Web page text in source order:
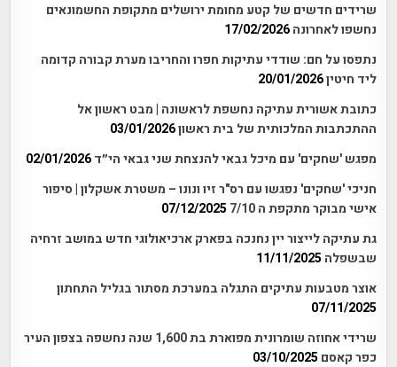
שרידים חדשים של קטע מחומת ירושלים מתקופת החשמונאים
נחשפו לאחרונה 17/02/2026
נתפסו על חם: שודדי עתיקות חפרו והחריבו מערת קבורה קדומה
ליד חיטין20/01/2026
כתובת אשורית עתיקה נחשפת לראשונה | מבט ראשון אל
ההתכתבות המלכותית של בית ראשון03/01/2026
מפגש 'שחקים' עם מיכל גבאי להנצחת שני גבאי הי״ד 02/01/2026
חניכי 'שחקים' נפגשו עם רס"ר זיו ונונו – משטרת אשקלון | סיפור
אישי מבוקר מתקפת ה 7/10
07/12/2025
גת עתיקה לייצור יין נחנכה בפארק ארכיאולוגי חדש במושב זרחיה
שבשפלה 11/11/2025
אוצר מטבעות עתיקים התגלה במערכת מסתור בגליל התחתון
07/11/2025
שרידי אחוזה שומרונית מפוארת בת 1,600 שנה נחשפה בצפון העיר
כפר קאסם 03/10/2025